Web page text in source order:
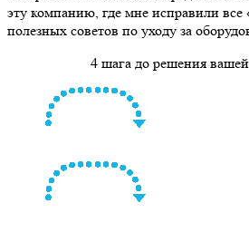
эту компанию, где мне исправили все
полезных советов по уходу за
4 шага до решения